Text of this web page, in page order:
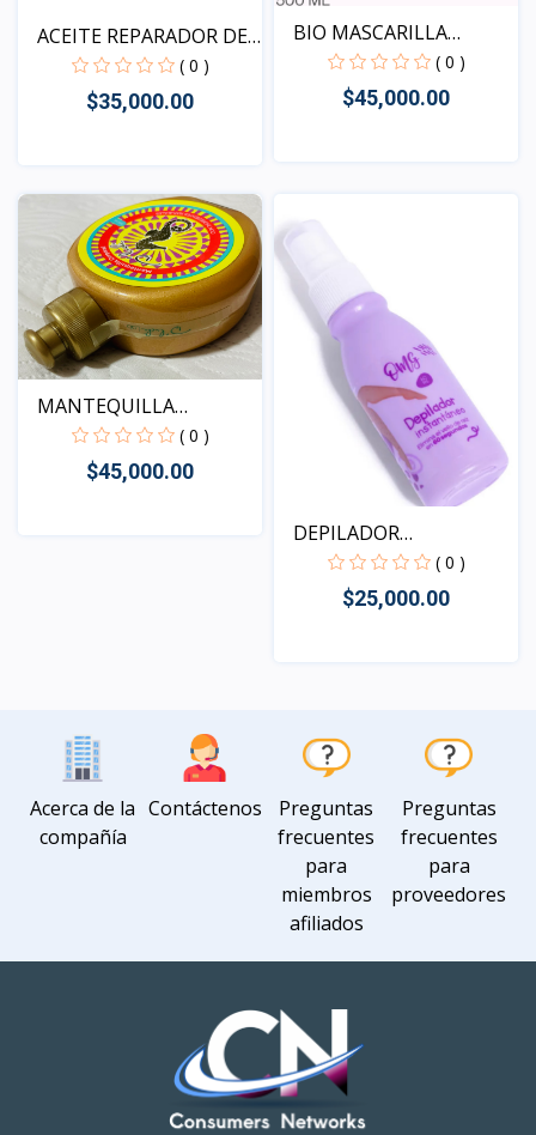
ACEITE REPARADOR DE
PUN...
( 0 )
$35,000.00
Vista
BIO MASCARILLA
CAPILAR...
( 0 )
$45,000.00
MANTEQUILLA
CORPORAL D'... ( 0 )
$45,000.00
DEPILADOR
INSTANTANEO E...
( 0 )
$25,000.00
Acerca de la
compañía
Contáctenos
Preguntas
frecuentes
para
miembros
afiliados
Preguntas
frecuentes
para
proveedores